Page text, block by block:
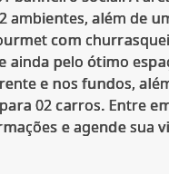
ambientes, além de
com
ainda pelo ótimo
e nos fundos,
02 carros. Entre